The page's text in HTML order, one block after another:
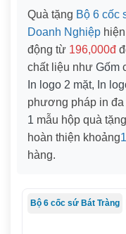
Quà tặng Bộ 6 cốc
Doanh Nghiệp
động từ 196,000đ
chất liệu như Gốm
In logo 2 mặt, In
phương pháp in
1 mẫu hộp quà
hoàn thiện khoảng
hàng.
Bộ 6 cốc sứ Bát Tràng